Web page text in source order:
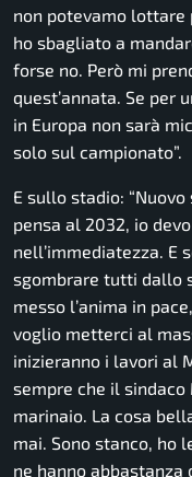
non potevamo lottare
ho sbagliato a
forse no. Però mi
quest’annata. Se per
in Europa non sarà
solo sul campionato”.
E sullo stadio: “
pensa al 2032, io
nell’immediatezza. E
sgombrare tutti dallo
messo l’anima in
voglio metterci al
inizieranno i lavori al
sempre che il
marinaio. La cosa
mai. Sono stanco, ho
ne hanno abbastanza